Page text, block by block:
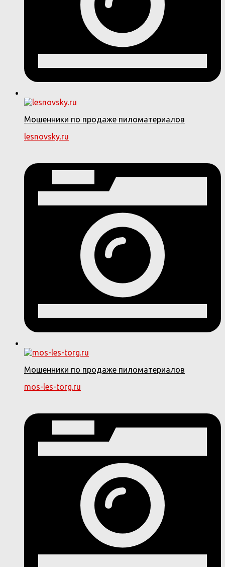
Мошенники по продаже пиломатериалов
lesnovsky.ru
Мошенники по продаже пиломатериалов
mos-les-torg.ru